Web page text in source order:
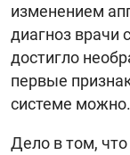
изменением
диагноз врачи
достигло
первые
системе можно.
Дело в том, что